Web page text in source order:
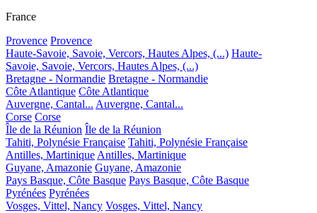
France
Provence Provence
Haute-Savoie, Savoie, Vercors, Hautes Alpes, (...) Haute-
Savoie, Savoie, Vercors, Hautes Alpes, (...)
Bretagne - Normandie Bretagne - Normandie
Côte Atlantique Côte Atlantique
Auvergne, Cantal... Auvergne, Cantal...
Corse Corse
Île de la Réunion Île de la Réunion
Tahiti, Polynésie Française Tahiti, Polynésie Française
Antilles, MartiniqueAntilles, Martinique
Guyane, Amazonie Guyane, Amazonie
Pays Basque, Côte Basque Pays Basque, Côte Basque
Pyrénées Pyrénées
Vosges, Vittel, Nancy Vosges, Vittel, Nancy